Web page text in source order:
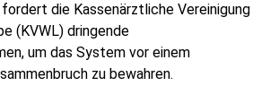
die Kassenärztliche Vereinigung
(KVWL) dringende
um das System vor einem
zu bewahren.